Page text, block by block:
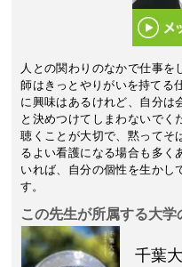
人との関わりのなかで仕事
師はきっとやりがいを持てる
に興味はあるけれど、自分は
と決めつけてしまわないでく
聴くことが大切で、黙ってそ
るよい看護になる場合も多く
いれば、自分の個性を生かし
す。
この先生が所属する大学
千葉